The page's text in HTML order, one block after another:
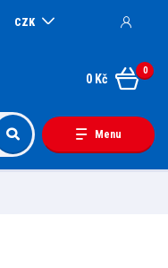
Menu
CZK
0
0 Kč